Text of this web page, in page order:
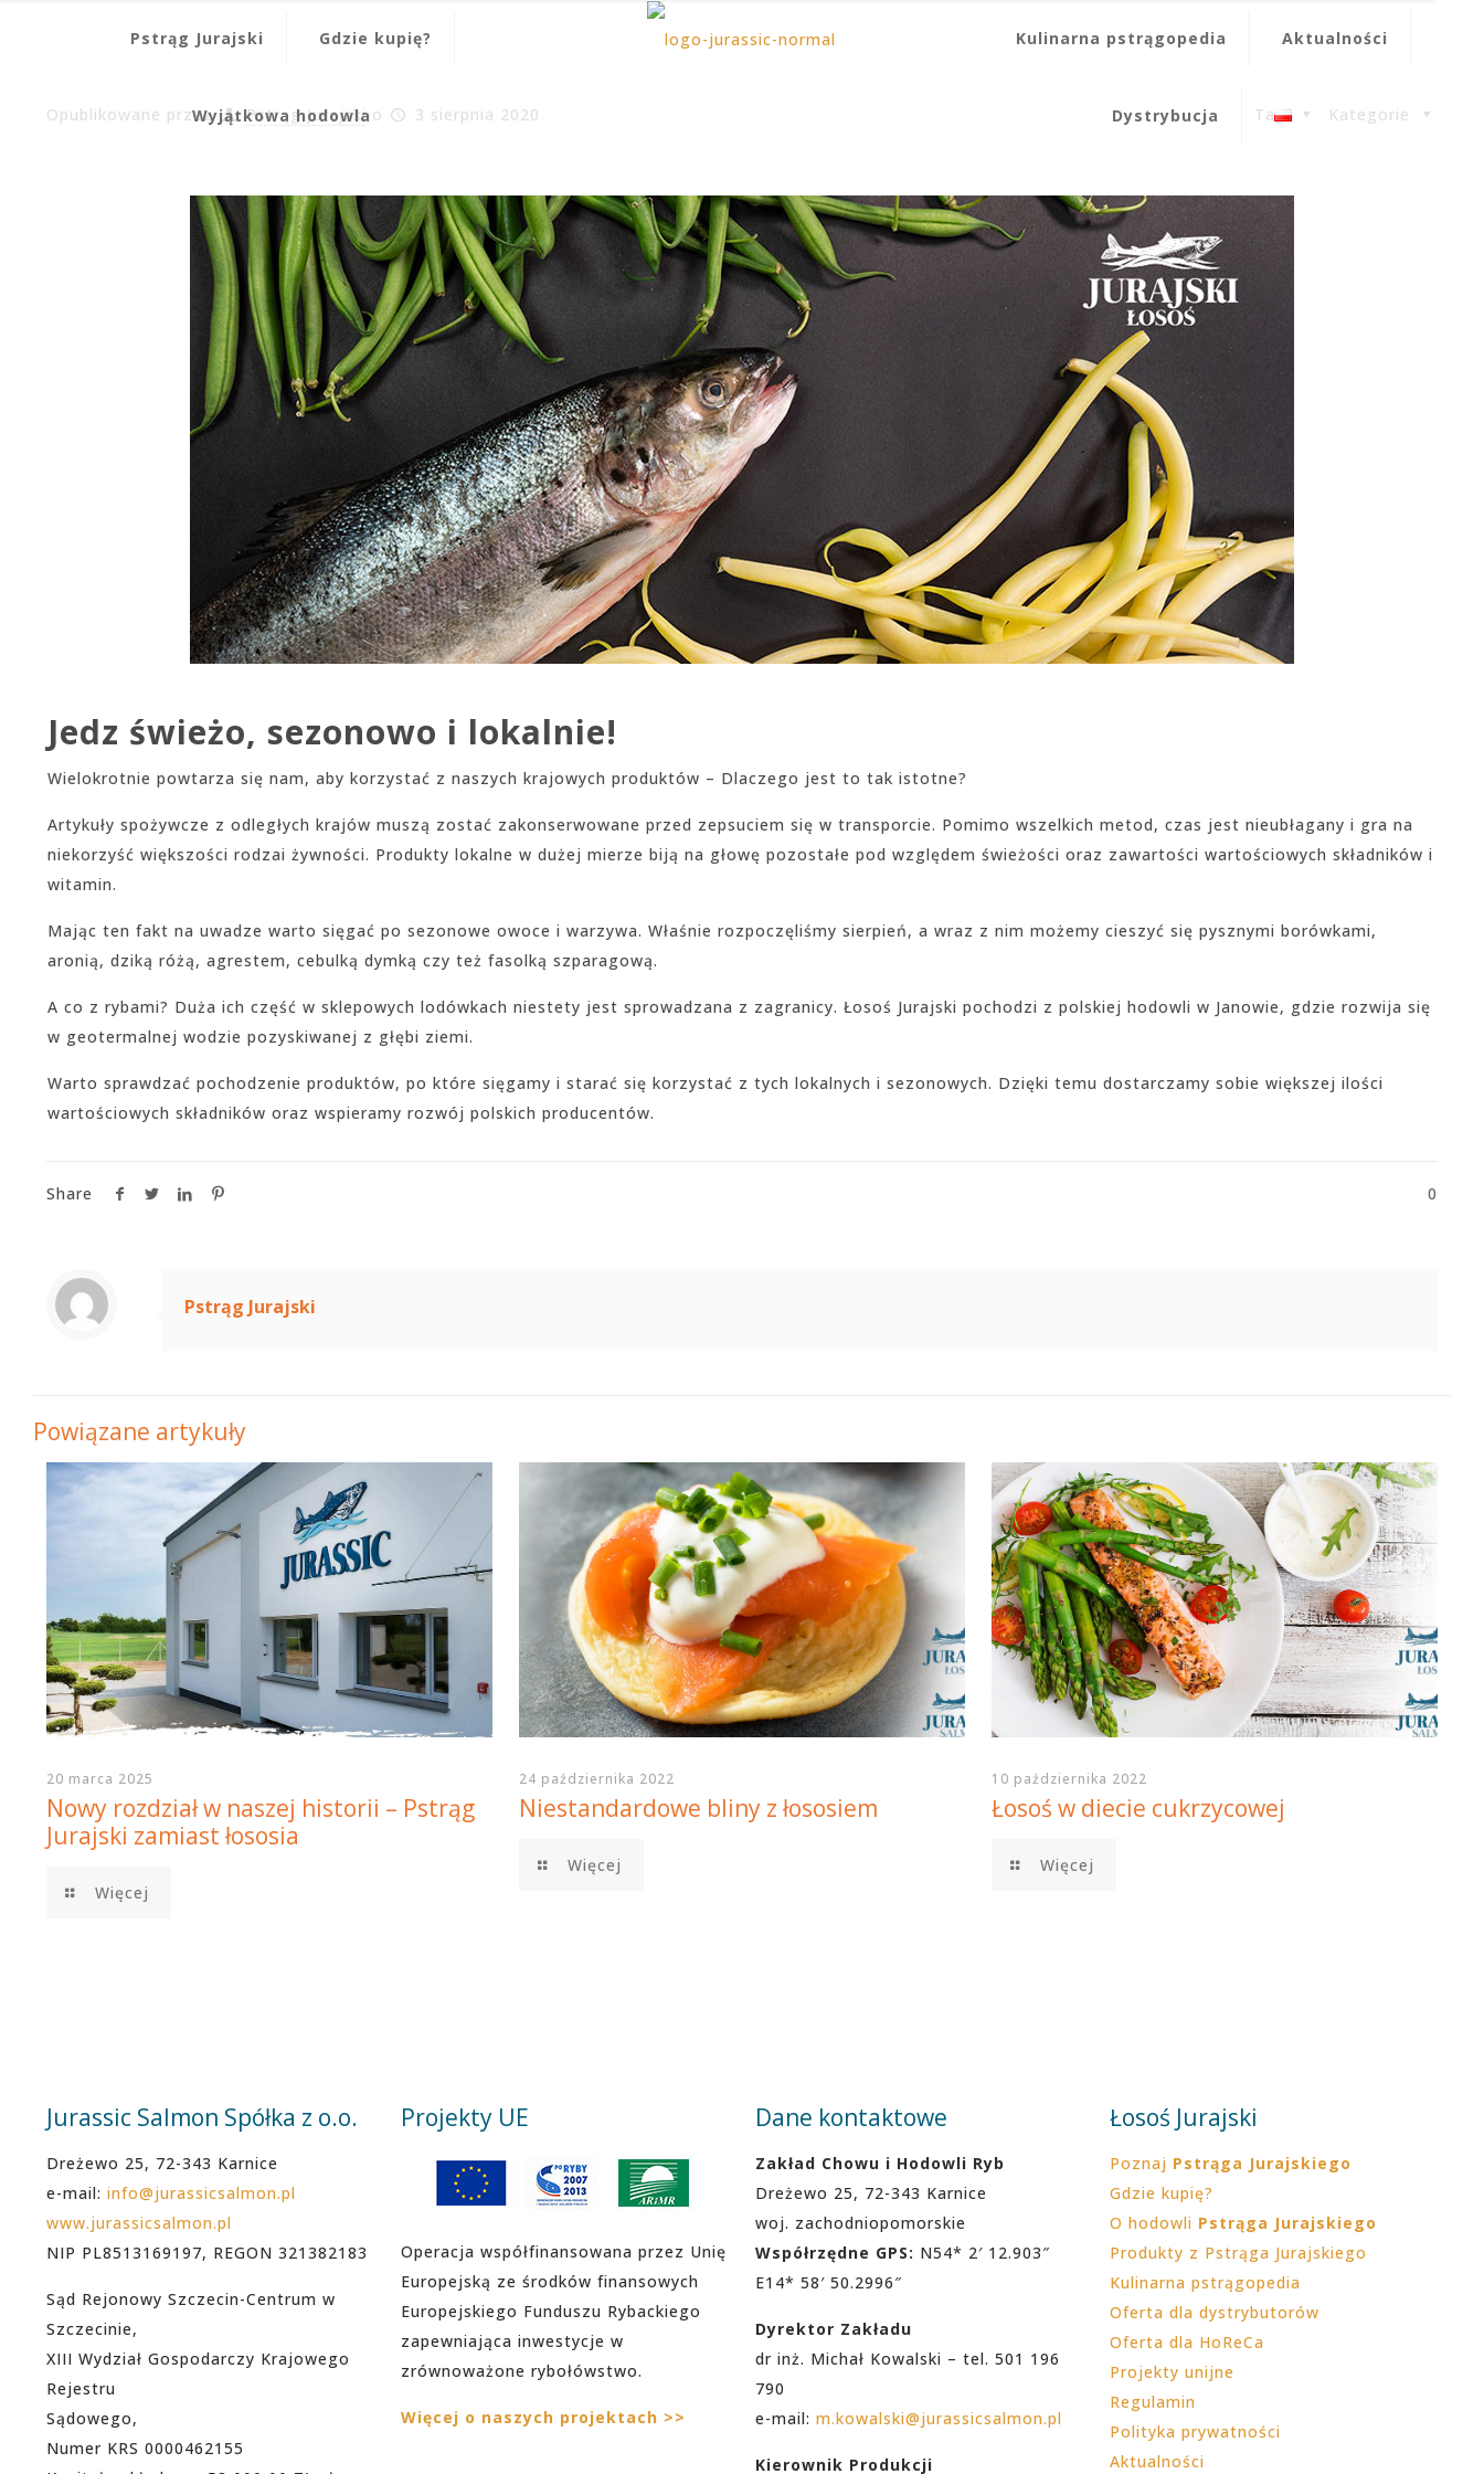
Pstrąg Jurajski Gdzie kupię?
Wyjątkowa hodowla
Kulinarna pstrągopedia Aktualności
Dystrybucja
Opublikowane przez Pstrąg Jurajski o 3 sierpnia 2020 Kategorie
Tagi
Jedz świeżo, sezonowo i lokalnie!
Wielokrotnie powtarza się nam, aby korzystać z naszych krajowych produktów – Dlaczego jest to tak istotne?
Artykuły spożywcze z odległych krajów muszą zostać zakonserwowane przed zepsuciem się w transporcie. Pomimo wszelkich metod, czas jest nieubłagany i gra na
niekorzyść większości rodzai żywności. Produkty lokalne w dużej mierze biją na głowę pozostałe pod względem świeżości oraz zawartości wartościowych składników i
witamin.
Mając ten fakt na uwadze warto sięgać po sezonowe owoce i warzywa. Właśnie rozpoczęliśmy sierpień, a wraz z nim możemy cieszyć się pysznymi borówkami,
aronią, dziką różą, agrestem, cebulką dymką czy też fasolką szparagową.
A co z rybami? Duża ich część w sklepowych lodówkach niestety jest sprowadzana z zagranicy. Łosoś Jurajski pochodzi z polskiej hodowli w Janowie, gdzie rozwija się
w geotermalnej wodzie pozyskiwanej z głębi ziemi.
Warto sprawdzać pochodzenie produktów, po które sięgamy i starać się korzystać z tych lokalnych i sezonowych. Dzięki temu dostarczamy sobie większej ilości
wartościowych składników oraz wspieramy rozwój polskich producentów.
Share 0
Pstrąg Jurajski
Powiązane artykuły
20 marca 2025
Nowy rozdział w naszej historii – Pstrąg
Jurajski zamiast łososia
Więcej
24 października 2022
Niestandardowe bliny z łososiem
Więcej
10 października 2022
Łosoś w diecie cukrzycowej
Więcej
Jurassic Salmon Spółka z o.o.
Dreżewo 25, 72-343 Karnice
e-mail: info@jurassicsalmon.pl
www.jurassicsalmon.pl
NIP PL8513169197, REGON 321382183
Sąd Rejonowy Szczecin-Centrum w
Szczecinie,
XIII Wydział Gospodarczy Krajowego
Rejestru
Sądowego,
Numer KRS 0000462155
Projekty UE
Operacja współfinansowana przez Unię
Europejską ze środków finansowych
Europejskiego Funduszu Rybackiego
zapewniająca inwestycje w
zrównoważone rybołówstwo.
Więcej o naszych projektach >>
Dane kontaktowe
Zakład Chowu i Hodowli Ryb
Dreżewo 25, 72-343 Karnice
woj. zachodniopomorskie
Współrzędne GPS: N54* 2′ 12.903″
E14* 58′ 50.2996″
Dyrektor Zakładu
dr inż. Michał Kowalski – tel. 501 196
790
e-mail: m.kowalski@jurassicsalmon.pl
Kierownik Produkcji
Łosoś Jurajski
Poznaj Pstrąga Jurajskiego
Gdzie kupię?
O hodowli Pstrąga Jurajskiego
Produkty z Pstrąga Jurajskiego
Kulinarna pstrągopedia
Oferta dla dystrybutorów
Oferta dla HoReCa
Projekty unijne
Regulamin
Polityka prywatności
Aktualności